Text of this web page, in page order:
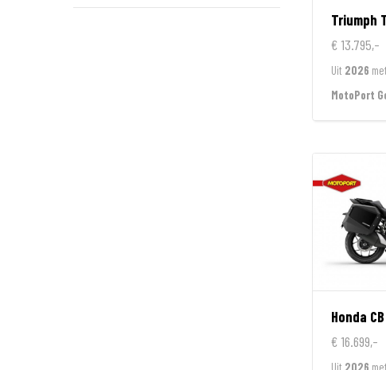
Triumph
€ 13.795,-
Uit 2026 met
MotoPort
Honda
€ 16.699,-
Uit 2026 met